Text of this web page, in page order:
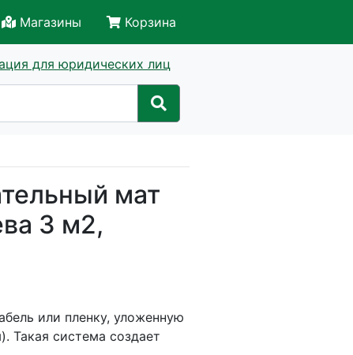
Магазины Корзина
для юридических лиц
мат
3 м2,
или пленку, уложенную
Такая система создает